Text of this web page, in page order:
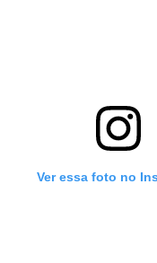
Ver essa foto no